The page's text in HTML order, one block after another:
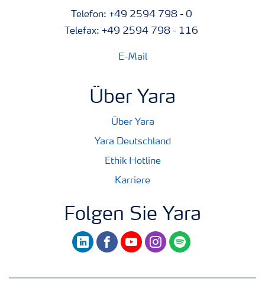
Telefon: +49 2594 798 - 0
Telefax: +49 2594 798 - 116
E-Mail
Über Yara
Über Yara
Yara Deutschland
Ethik Hotline
Karriere
Folgen Sie Yara
linkedinfacebookyoutubeinstagram
spotify